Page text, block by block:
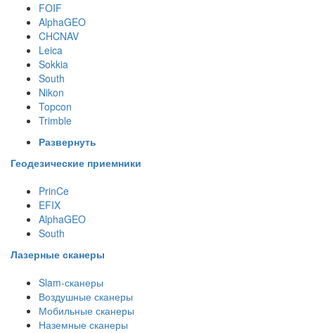
FOIF
AlphaGEO
CHCNAV
Leica
Sokkia
South
Nikon
Topcon
Trimble
Развернуть
Геодезические приемники
PrinCe
EFIX
AlphaGEO
South
Лазерные сканеры
Slam-сканеры
Воздушные сканеры
Мобильные сканеры
Наземные сканеры